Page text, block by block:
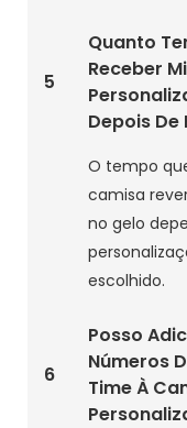
5
Quanto
Receber
Depois De
O tempo
camisa
no gelo
escolhido.
6
Posso
Números
Time À